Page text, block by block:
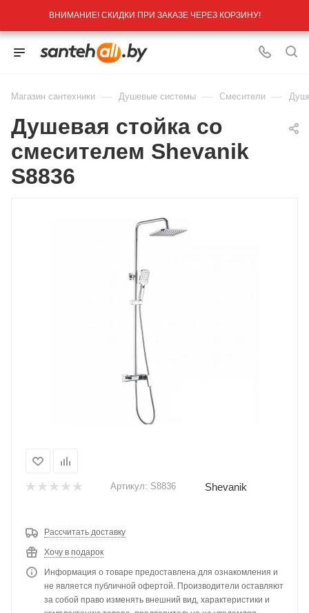
ВНИМАНИЕ! СКИДКИ ПРИ ЗАКАЗЕ ЧЕРЕЗ КОРЗИНУ!
Магазин сантехники — Душевые системы — Смесители —
Душевая стойка со
смесителем Shevanik
S8836
Артикул: S8836 Shevanik
Рассчитать доставку
Хочу в подарок
Информация о товаре предоставлена для ознакомления и
не является публичной офертой. Производители оставляют
за собой право изменять внешний вид, характеристики и